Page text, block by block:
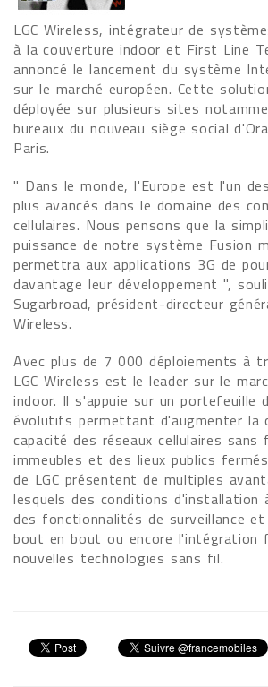
LGC Wireless, intégrateur de
à la couverture indoor et First Line
annoncé le lancement du système
sur le marché européen. Cette
déployée sur plusieurs sites
bureaux du nouveau siège social
Paris.
" Dans le monde, l'Europe est l'un
plus avancés dans le domaine des
cellulaires. Nous pensons que la
puissance de notre système Fusion
permettra aux applications 3G de
davantage leur développement ",
Sugarbroad, président-directeur
Wireless.
Avec plus de 7 000 déploiements à
LGC Wireless est le leader sur le
indoor. Il s'appuie sur un portefeuille
évolutifs permettant d'augmenter la
capacité des réseaux cellulaires
immeubles et des lieux publics
de LGC présentent de multiples
lesquels des conditions d'installation
des fonctionnalités de surveillance
bout en bout ou encore l'intégration
nouvelles technologies sans fil.